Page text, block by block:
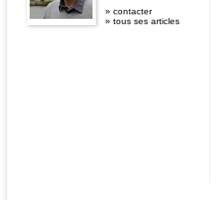
» contacter
» tous ses articles